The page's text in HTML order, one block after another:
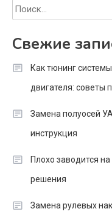
Свежие
Как тюнинг
двигателя: советы
Замена полуосей
инструкция
Плохо заводится
решения
Замена рулевых